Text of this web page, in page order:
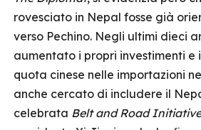
rovesciato in Nepal fosse già
verso Pechino. Negli ultimi dieci
aumentato i propri investimenti e
quota cinese nelle importazioni
anche cercato di includere il
celebrata Belt and Road Initiative